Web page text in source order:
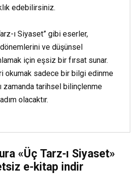
edebilirsiniz.
ı Siyaset” gibi eserler,
ve düşünsel
için eşsiz bir fırsat sunar.
okumak sadece bir bilgi edinme
zamanda tarihsel bilinçlenme
olacaktır.
«Üç Tarz-ı Siyaset»
e-kitap indir